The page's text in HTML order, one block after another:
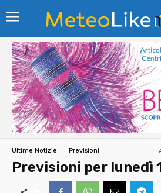
Ultime Notizie Previsioni
Previsioni per lunedì